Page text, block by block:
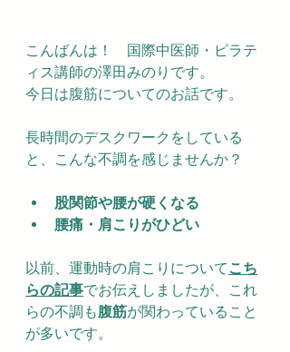
こんばんは！　国際中医師・ピラテ
ィス講師の澤田みのりです。
今日は腹筋についてのお話です。
長時間のデスクワークをしている
と、こんな不調を感じませんか？
股関節や腰が硬くなる
腰痛・肩こりがひどい
以前、運動時の肩こりについて こち
らの記事でお伝えしましたが、これ
らの不調も腹筋が関わっていること
が多いです。